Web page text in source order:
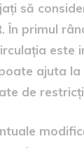
să
În primul
este
ajuta
de